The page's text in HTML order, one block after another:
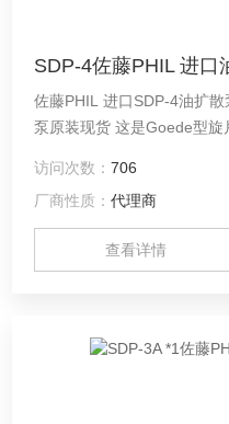
SDP-4佐藤PHIL 进口
佐藤PHIL 进口SDP-4油扩
泵原装现货 这是
访问次数：706
厂商性质：代理商
查看详情